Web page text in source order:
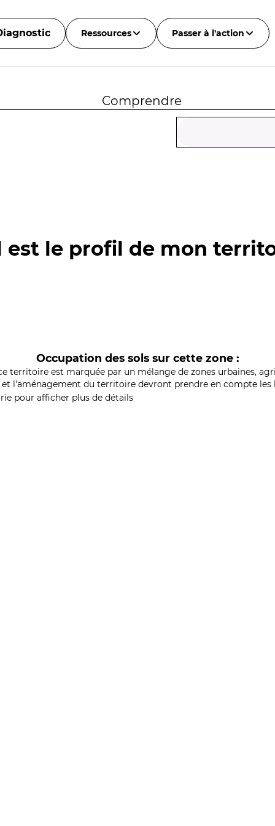
Ressources Passer à l'action
Comprendre
est le profil de mon
Occupation des sols sur cette zone :
territoire est marquée par un mélange de zones urbaines,
l'aménagement du territoire devront prendre en compte les
pour afficher plus de détails